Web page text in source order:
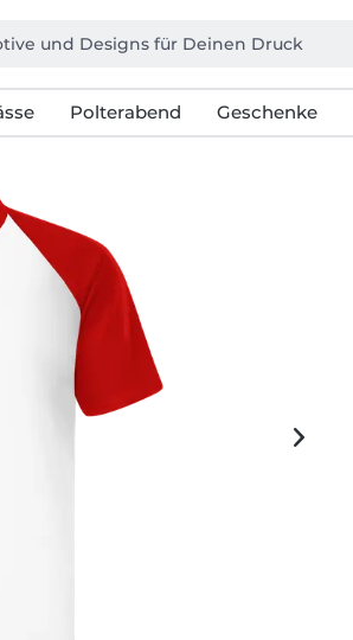
Polterabend Geschenke